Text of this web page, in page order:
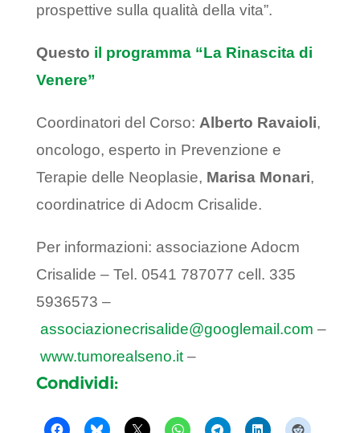
prospettive sulla qualità della vita”.
Questo il programma “La Rinascita di
Venere”
Coordinatori del Corso: Alberto Ravaioli,
oncologo, esperto in Prevenzione e
Terapie delle Neoplasie, Marisa Monari,
coordinatrice di Adocm Crisalide.
Per informazioni: associazione Adocm
Crisalide – Tel. 0541 787077 cell. 335
5936573 –
associazionecrisalide@googlemail.com –
www.tumorealseno.it–
Condividi: